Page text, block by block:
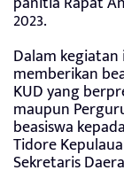
2023.
Dalam kegiatan
memberikan
KUD yang
maupun
beasiswa
Tidore
Sekretaris